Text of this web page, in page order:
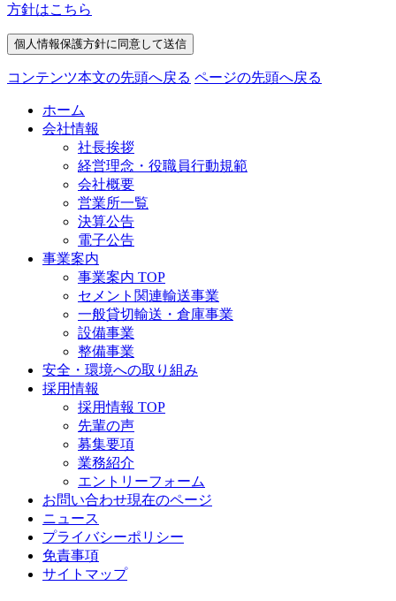
方針はこちら
コンテンツ本文の先頭へ戻る ページの先頭へ戻る
ホーム
会社情報
社長挨拶
経営理念・役職員行動規範
会社概要
営業所一覧
決算公告
電子公告
事業案内
事業案内 TOP
セメント関連輸送事業
一般貸切輸送・倉庫事業
設備事業
整備事業
安全・環境への取り組み
採用情報
採用情報 TOP
先輩の声
募集要項
業務紹介
エントリーフォーム
お問い合わせ現在のページ
ニュース
プライバシーポリシー
免責事項
サイトマップ